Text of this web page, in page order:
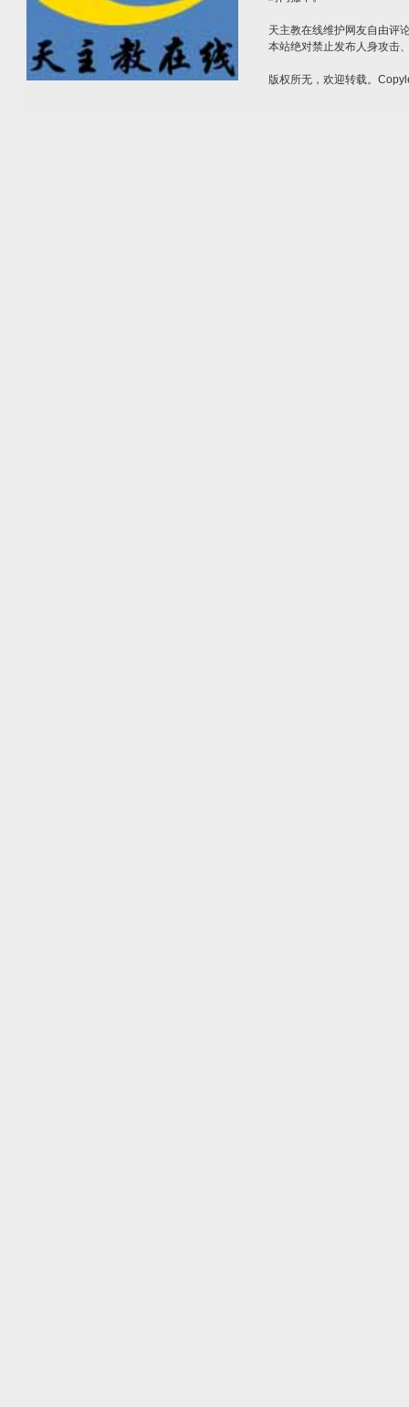
天主教在线维护网友自由评
本站绝对禁止发布人身攻击
版权所无，欢迎转载。